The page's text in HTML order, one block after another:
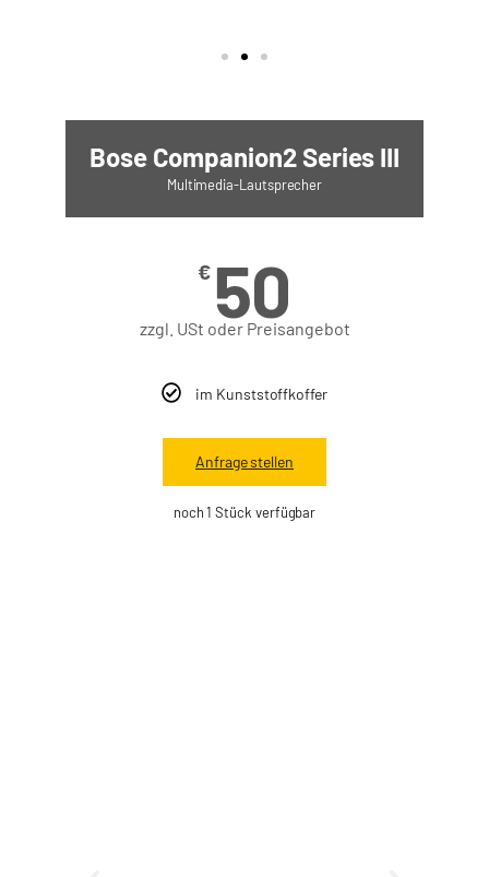
Bose Companion2 Series III
Multimedia-Lautsprecher
€ 50
zzgl. USt oder Preisangebot
im Kunststoffkoffer
Anfrage stellen
noch 1 Stück verfügbar